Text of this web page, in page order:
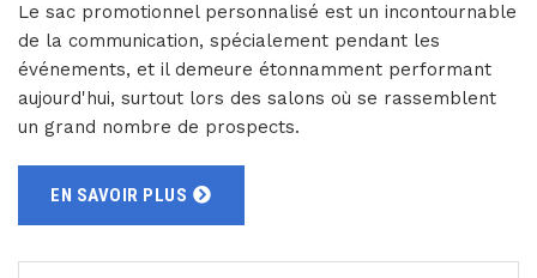
Le sac promotionnel personnalisé est un incontournable
de la communication, spécialement pendant les
événements, et il demeure étonnamment performant
aujourd'hui, surtout lors des salons où se rassemblent
un grand nombre de prospects.
EN SAVOIR PLUS